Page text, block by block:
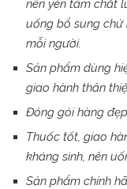
nên yên tâm chất
uống bổ sung chứ
mỗi người.
Sản phẩm dùng
giao hành thân
Đóng gói hàng
Thuốc tốt, giao
kháng sinh, nên
Sản phẩm chính